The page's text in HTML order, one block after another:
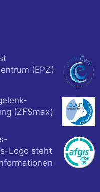
(EPZ)
(ZFSmax)
Logo steht